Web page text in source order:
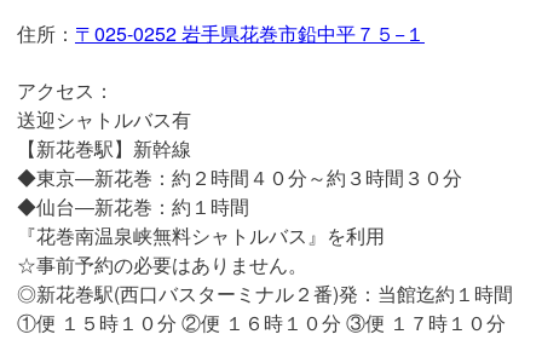
住所： 〒025-0252 岩手県花巻市鉛中平７５−１
アクセス：
送迎シャトルバス有
【新花巻駅】新幹線
◆東京―新花巻：約２時間４０分～約３時間３０分
◆仙台―新花巻：約１時間
『花巻南温泉峡無料シャトルバス』を利用
☆事前予約の必要はありません。
◎新花巻駅(西口バスターミナル２番)発：当館迄約１時間
①便 １５時１０分 ②便 １６時１０分 ③便 １７時１０分